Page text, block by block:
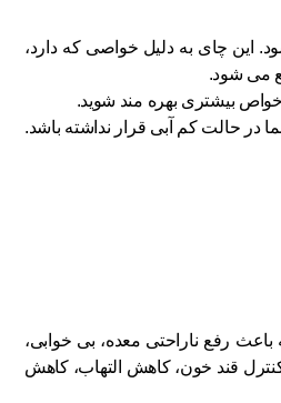
این چای به دلیل خواصی که دارد،
می شود.
بیشتری بهره مند شوید.
حالت کم آبی قرار نداشته باشد.
رفع ناراحتی معده، بی‌ خوابی،
قند خون، کاهش التهاب، کاهش